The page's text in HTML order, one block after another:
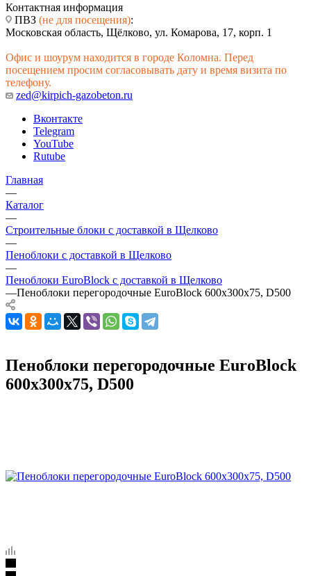
Контактная информация
ПВЗ (не для посещения):
Московская область, Щёлково, ул. Комарова, 17, корп. 1
Офис и шоурум находится в городе Коломна. Перед
посещением просим согласовывать дату и время визита по
телефону.
zed@kirpich-gazobeton.ru
Вконтакте
Telegram
YouTube
Rutube
Главная
—
Каталог
—
Строительные блоки с доставкой в Щелково
—
Пеноблоки с доставкой в Щелково
—
Пеноблоки EuroBlock с доставкой в Щелково
—Пеноблоки перегородочные EuroBlock 600х300х75, D500
Пеноблоки перегородочные EuroBlock
600х300х75, D500